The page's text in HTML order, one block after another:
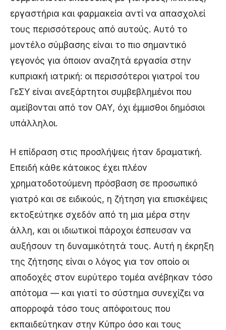
εργαστήρια και φαρμακεία αντί να απασχολεί
τους περισσότερους από αυτούς. Αυτό το
μοντέλο σύμβασης είναι το πιο σημαντικό
γεγονός για όποιον αναζητά εργασία στην
κυπριακή ιατρική: οι περισσότεροι γιατροί του
ΓεΣΥ είναι ανεξάρτητοι συμβεβλημένοι που
αμείβονται από τον ΟΑΥ, όχι έμμισθοι δημόσιοι
υπάλληλοι.
Η επίδραση στις προσλήψεις ήταν δραματική.
Επειδή κάθε κάτοικος έχει πλέον
χρηματοδοτούμενη πρόσβαση σε προσωπικό
γιατρό και σε ειδικούς, η ζήτηση για επισκέψεις
εκτοξεύτηκε σχεδόν από τη μια μέρα στην
άλλη, και οι ιδιωτικοί πάροχοι έσπευσαν να
αυξήσουν τη δυναμικότητά τους. Αυτή η έκρηξη
της ζήτησης είναι ο λόγος για τον οποίο οι
αποδοχές στον ευρύτερο τομέα ανέβηκαν τόσο
απότομα — και γιατί το σύστημα συνεχίζει να
απορροφά τόσο τους απόφοιτους που
εκπαιδεύτηκαν στην Κύπρο όσο και τους